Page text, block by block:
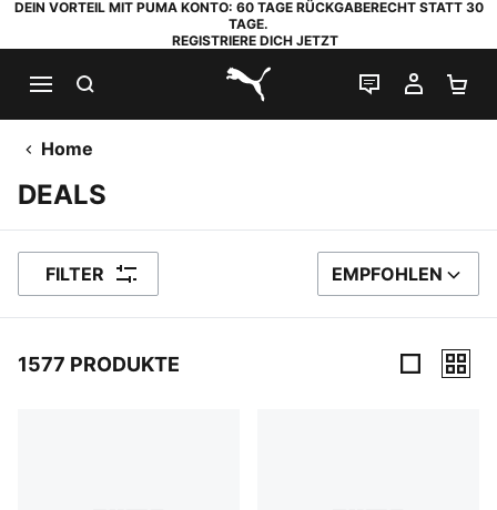
DEIN VORTEIL MIT PUMA KONTO: 60 TAGE RÜCKGABERECHT STATT 30
TAGE.
REGISTRIERE DICH JETZT
PUMA.com
LIVE-CHAT
MEIN
Home
DEALS
FILTER SORTIEREN NACH
EMPFOHLEN
1577 PRODUKTE